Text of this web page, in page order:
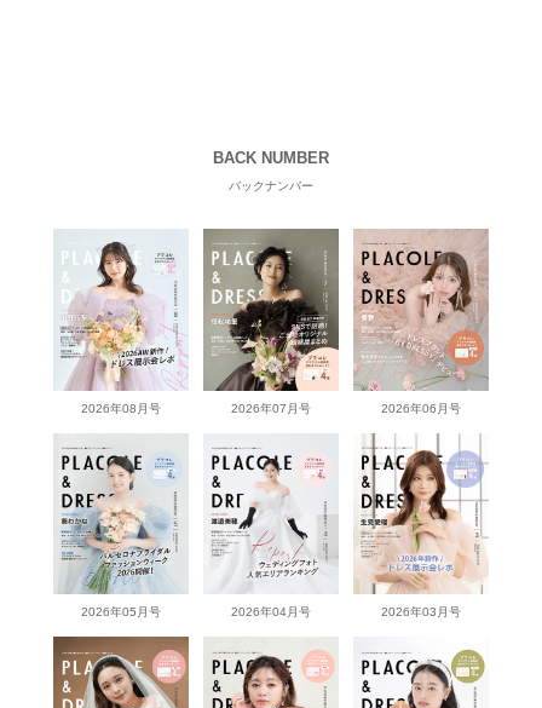
BACK NUMBER
バックナンバー
2026年08月号 2026年07月号 2026年06月号
2026年05月号 2026年04月号 2026年03月号